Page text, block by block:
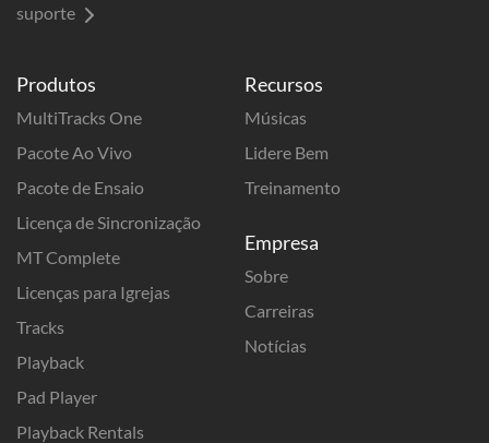
Produtos
MultiTracks One
Pacote Ao Vivo
Pacote de Ensaio
Licença de Sincronização
MT Complete
Licenças para Igrejas
Tracks
Playback
Pad Player
Playback Rentals
Recursos
Músicas
Lidere Bem
Treinamento
Empresa
Sobre
Carreiras
Notícias
suporte